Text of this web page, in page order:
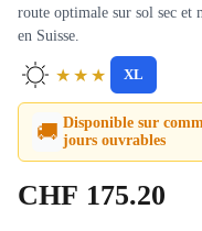
route optimale sur sol sec et
en Suisse.
★★★ XL
🚚 Disponible sur
jours ouvrables
CHF 175.20